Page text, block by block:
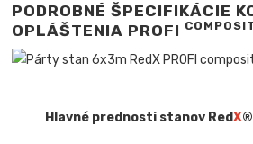
PODROBNÉ ŠPECIFIKÁCIE
OPLÁŠTENIA PROFI
Hlavné prednosti stanov RedX®